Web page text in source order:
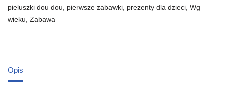
pieluszki dou dou
pierwsze zabawki prezenty dla dzieci Wg
wieku Zabawa
Opis